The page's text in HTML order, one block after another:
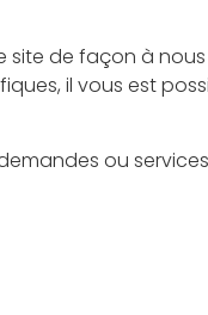
de façon à
il vous est
ou services